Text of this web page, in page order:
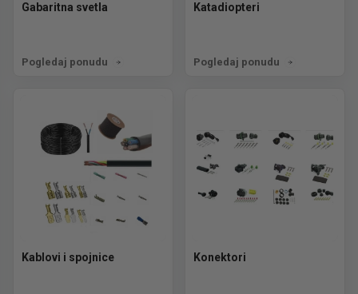
Gabaritna svetla
Pogledaj ponudu
Katadiopteri
Pogledaj ponudu
Kablovi i spojnice Konektori